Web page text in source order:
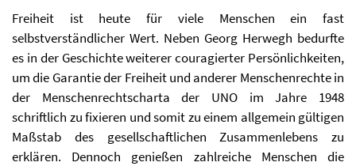
Freiheit ist heute für viele Menschen ein fast
selbstverständlicher Wert. Neben Georg Herwegh bedurfte
es in der Geschichte weiterer couragier­ter Persönlichkeiten,
um die Garantie der Freiheit und anderer Menschen­rechte in
der Menschenrechtscharta der UNO im Jahre 1948
schriftlich zu fixieren und somit zu einem allgemein gültigen
Maßstab des gesellschaft­lichen Zusammenlebens zu
erklären. Dennoch genießen zahlreiche Men­schen die